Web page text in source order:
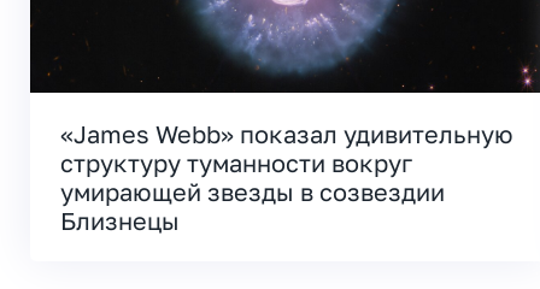
«James Webb» показал удивительную
структуру туманности вокруг
умирающей звезды в созвездии
Близнецы